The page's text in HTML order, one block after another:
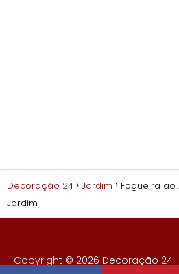
Decoração 24 Jardim
Fogueira ao
Jardim
Copyright © 2026 Decoração 24